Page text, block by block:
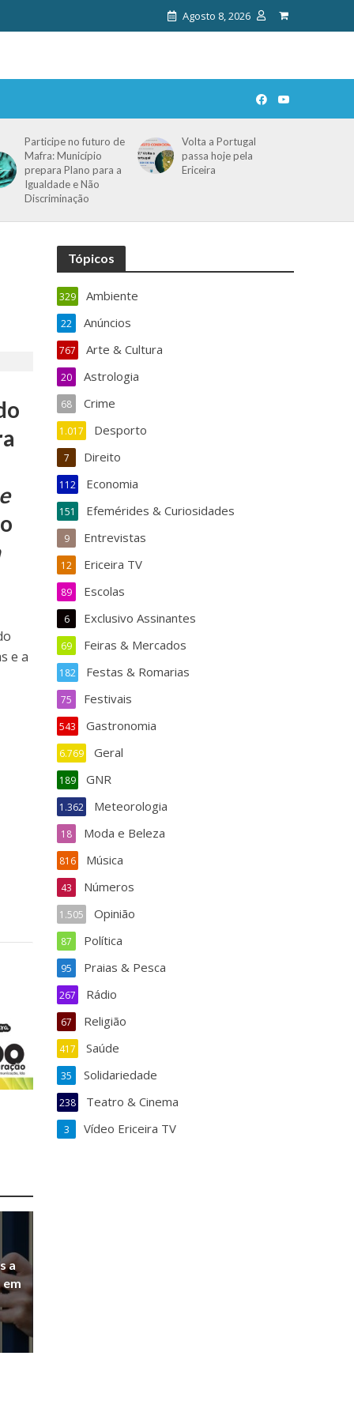
Agosto 8, 2026
Participe no futuro de
Mafra: Município
prepara Plano para a
Igualdade e Não
Discriminação
Volta a Portugal
passa hoje pela
Ericeira
e a
a
Tópicos
Ambiente
329
Anúncios
22
Arte & Cultura
767
Astrologia
20
Crime
68
Desporto
1.017
Direito
7
Economia
112
Efemérides & Curiosidades
151
Entrevistas
9
Ericeira TV
12
Escolas
89
Exclusivo Assinantes
6
Feiras & Mercados
69
Festas & Romarias
182
Festivais
75
Gastronomia
543
Geral
6.769
GNR
189
Meteorologia
1.362
Moda e Beleza
18
Música
816
Números
43
Opinião
1.505
Política
87
Praias & Pesca
95
Rádio
267
Religião
67
Saúde
417
Solidariedade
35
Teatro & Cinema
238
Vídeo Ericeira TV
3